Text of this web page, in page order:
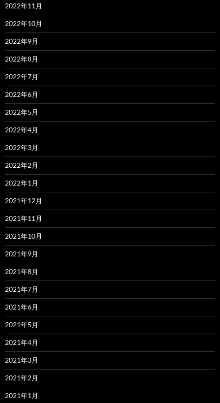
2022年11月
2022年10月
2022年9月
2022年8月
2022年7月
2022年6月
2022年5月
2022年4月
2022年3月
2022年2月
2022年1月
2021年12月
2021年11月
2021年10月
2021年9月
2021年8月
2021年7月
2021年6月
2021年5月
2021年4月
2021年3月
2021年2月
2021年1月